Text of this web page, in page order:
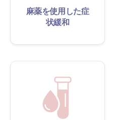
麻薬を使用した症
状緩和